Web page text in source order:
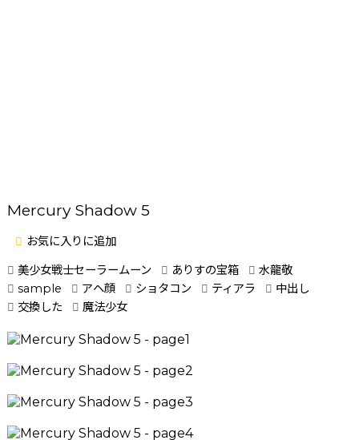
Mercury Shadow 5
お気に入りに追加
美少女戦士セーラームーン
ありすの宝箱
水龍敬
sample
アヘ顔 ショタコン ティアラ
中出し
交換した
魔法少女